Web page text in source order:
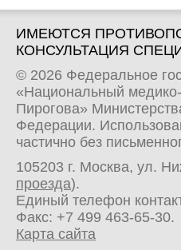
ИМЕЮТСЯ
КОНСУЛЬТАЦИЯ
© 2026 Федеральное
«Национальный
Пирогова»
Федерации.
частично без
105203 г. Москва, ул.
проезда).
Единый телефон
Факс: +7 499 463-65-30.
Карта сайта